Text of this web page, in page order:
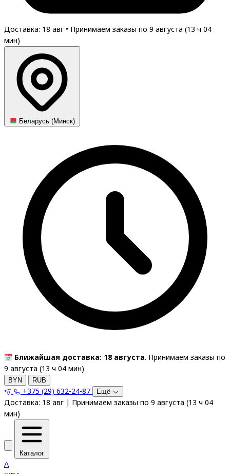
Доставка: 18 авг • Принимаем заказы по 9 августа (13 ч 04
мин)
Беларусь (Минск)
Ближайшая доставка: 18 августа. Принимаем заказы по
9 августа (13 ч 04 мин)
BYN RUB
+375 (29) 632-24-87 Ещё
Доставка: 18 авг | Принимаем заказы по 9 августа (13 ч 04
мин)
Каталог
A